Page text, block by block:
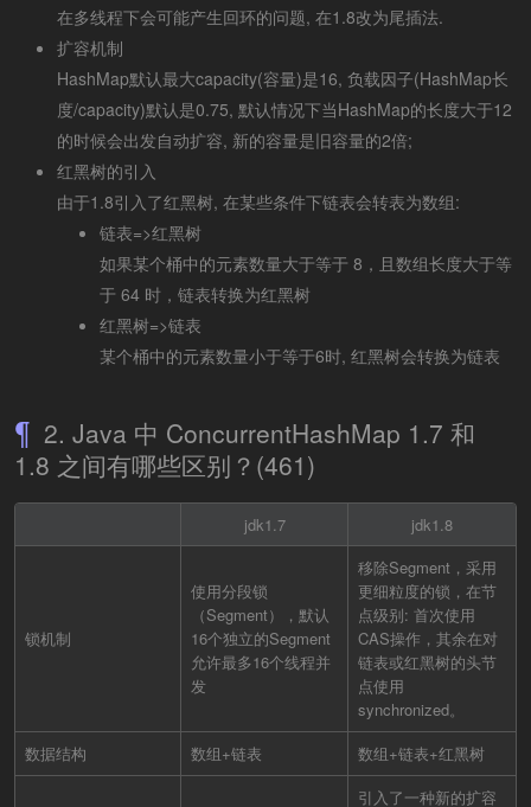
在多线程下会可能产生回环的问题, 在1.8改为尾插法.
扩容机制
HashMap默认最大capacity(容量)是16, 负载因子(HashMap长
度/capacity)默认是0.75, 默认情况下当HashMap的长度大于12
的时候会出发自动扩容, 新的容量是旧容量的2倍;
红黑树的引入
由于1.8引入了红黑树, 在某些条件下链表会转表为数组:
链表=>红黑树
如果某个桶中的元素数量大于等于 8，且数组长度大于等
于 64 时，链表转换为红黑树
红黑树=>链表
某个桶中的元素数量小于等于6时, 红黑树会转换为链表
2. Java 中 ConcurrentHashMap 1.7 和
1.8 之间有哪些区别？(461)
jdk1.7 jdk1.8
锁机制
使用分段锁
（Segment），默认
16个独立的Segment
允许最多16个线程并
发
移除Segment，采用
更细粒度的锁，在节
点级别: 首次使用
CAS操作，其余在对
链表或红黑树的头节
点使用
synchronized。
数据结构
数组+链表 数组+链表+红黑树
引入了一种新的扩容